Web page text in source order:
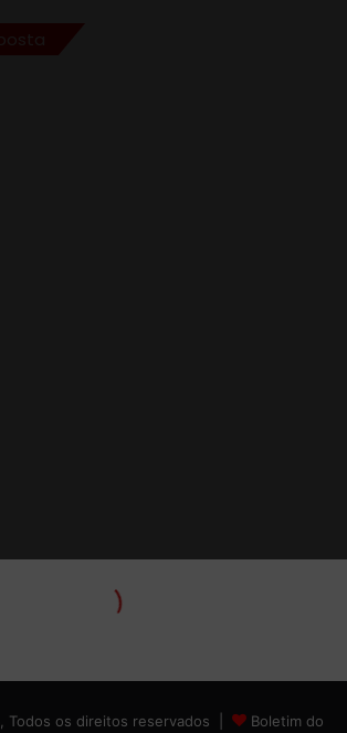
Todos os direitos reservados | Boletim do